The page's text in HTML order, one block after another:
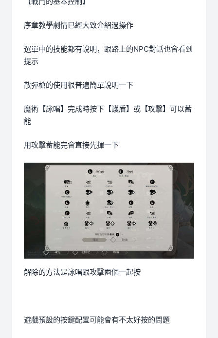
序章教學劇情已經大致介紹過操作
選單中的技能都有說明，跟路上的NPC對話也會看到
提示
散彈槍的使用很普遍簡單說明一下
魔術【詠唱】完成時按下【護盾】或【攻擊】可以蓄
能
用攻擊蓄能完會直接先揮一下
解除的方法是詠唱跟攻擊兩個一起按
遊戲預設的按鍵配置可能會有不太好按的問題